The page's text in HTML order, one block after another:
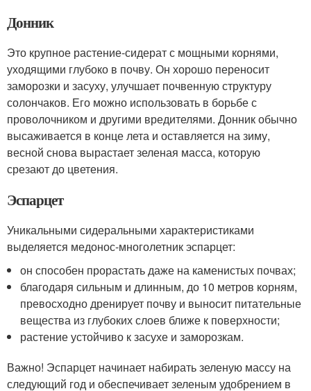
Донник
Это крупное растение-сидерат с мощными корнями,
уходящими глубоко в почву. Он хорошо переносит
заморозки и засуху, улучшает почвенную структуру
солончаков. Его можно использовать в борьбе с
проволочником и другими вредителями. Донник обычно
высаживается в конце лета и оставляется на зиму,
весной снова вырастает зеленая масса, которую
срезают до цветения.
Эспарцет
Уникальными сидеральными характеристиками
выделяется медонос-многолетник эспарцет:
он способен прорастать даже на каменистых почвах;
благодаря сильным и длинным, до 10 метров корням,
превосходно дренирует почву и выносит питательные
вещества из глубоких слоев ближе к поверхности;
растение устойчиво к засухе и заморозкам.
Важно! Эспарцет начинает набирать зеленую массу на
следующий год и обеспечивает зеленым удобрением в